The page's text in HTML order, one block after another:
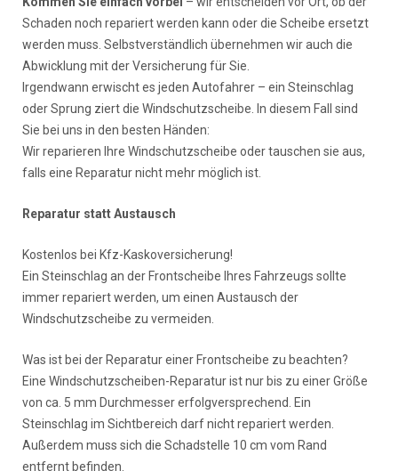
Schaden noch repariert werden kann oder die Scheibe ersetzt
werden muss. Selbstverständlich übernehmen wir auch die
Abwicklung mit der Versicherung für Sie.
Irgendwann erwischt es jeden Autofahrer – ein Steinschlag
oder Sprung ziert die Windschutzscheibe. In diesem Fall sind
Sie bei uns in den besten Händen:
Wir reparieren Ihre Windschutzscheibe oder tauschen sie aus,
falls eine Reparatur nicht mehr möglich ist.
Reparatur statt Austausch
Kostenlos bei Kfz-Kaskoversicherung!
Ein Steinschlag an der Frontscheibe Ihres Fahrzeugs sollte
immer repariert werden, um einen Austausch der
Windschutzscheibe zu vermeiden.
Was ist bei der Reparatur einer Frontscheibe zu beachten?
Eine Windschutzscheiben-Reparatur ist nur bis zu einer Größe
von ca. 5 mm Durchmesser erfolgversprechend. Ein
Steinschlag im Sichtbereich darf nicht repariert werden.
Außerdem muss sich die Schadstelle 10 cm vom Rand
entfernt befinden.